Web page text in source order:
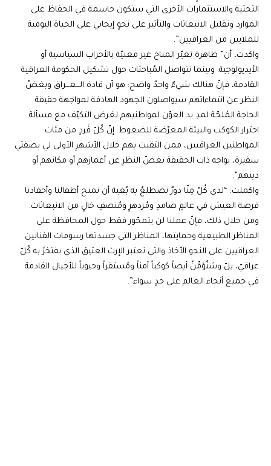
التحتية والاستثمارات الأخرى التي ستكون حاسمة في الحفاظ على
الموارد وتقليل الانبعاثات والتأثير على نحوٍ إيجابي على الحياة اليومية
للملايين من العراقيين”.
واكدت، أن” ظاهرة تغيّر المناخ غير معنيّة بالأحزاب السياسية أو
الأيديولوجية. وبينما تتواصل المُباحثات حول تشكيل الحكومة العراقية
القادمة، فإنّ هنالك شيءٌ واحدٌ واضح: هو أن قادة الـــعـــراق وبغضّ
النظر عن انتماءاتهم سيواصلون الجهود الهادفة لمواجهة حقيقة
الحاجة المُلحّة لمدِ يد العوّن لمواطنيهم لغرض التكيّف مع مسألة
احترار الكوكب والبيئة المعرّضة للضغوط. إنّ كُلّ فَردٍ من مئات
المواطنين العراقيين، ممن التقيت بهم خلال الأشهرِ الأولى لي بصفتي
سفيرة، يواجه ذات الحقيقة بغضّ النظرِ عن أعمارهم أو مكانهم أو
دينهم”.
واكملت: “لدى كُلّ مِنّا دورٌ نضطلعُ به بُغية أن نمنح أطفالنا وأحفادنا
فرصة العيش في عالمٍ صامدٍ ومُزدهرٍ ومُنصفٍ خالٍ من الانبعاثات.
ومن خلال ذلك، فإنّ عملنا لن يتمحّور فقط حول المحافظة على
المناظر الطبيعية وحمايتها، المناظر التي جسدتها رسومات الفنانين
العراقيين على النحو الأخاذ والتي تعتبر الإرث العتيق الذي يفتخرُ به كُلّ
عراقيّ، بلّ وسَنُؤمِّنُ أيضاً كوكباً آمناً ومُستقراً وحيوياً للأجيال القادمة
في جميع أنحاء العالم على حدٍ سواء”.